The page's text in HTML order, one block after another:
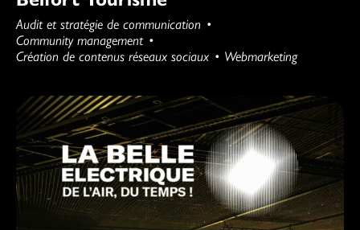
Audit et stratégie de communication
Community management
Création de contenus réseaux sociaux
Webmarketing